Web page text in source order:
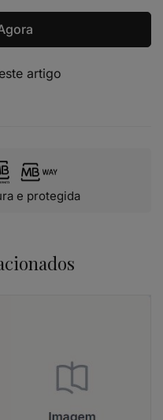
artigo
e protegida